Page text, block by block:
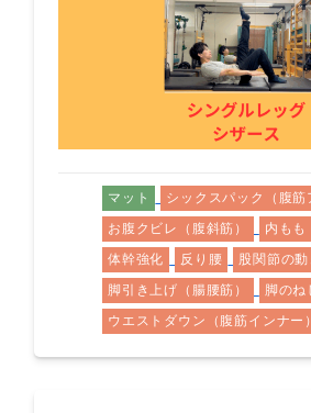
マット
シックスパック（腹筋
お腹クビレ（腹斜筋）
内もも
体幹強化
反り腰
股関節の動
脚引き上げ（腸腰筋）
脚のね
ウエストダウン（腹筋インナー）